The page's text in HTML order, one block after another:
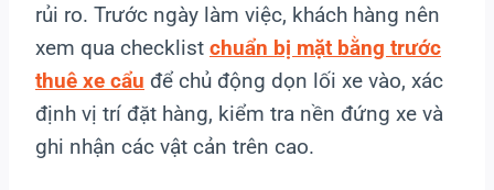
rủi ro. Trước ngày làm việc, khách hàng nên
xem qua checklist chuẩn bị mặt bằng trước
thuê xe cẩu để chủ động dọn lối xe vào, xác
định vị trí đặt hàng, kiểm tra nền đứng xe và
ghi nhận các vật cản trên cao.